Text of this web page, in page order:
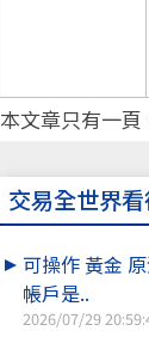
本文章只有一頁
交易全世界
可操作 黃金
帳戶是..
2026/07/29